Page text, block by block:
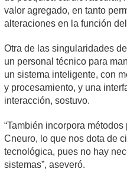
valor agregado, en tanto
alteraciones en la función
Otra de las singularidades
un personal técnico para
un sistema inteligente, con
y procesamiento, y una
interacción, sostuvo.
“También incorpora
Cneuro, lo que nos dota de
tecnológica, pues no hay
sistemas”, aseveró.